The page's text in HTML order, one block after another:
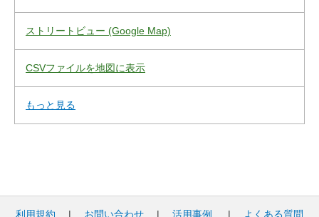
ストリートビュー (Google Map)
CSVファイルを地図に表示
もっと見る
利用規約 | お問い合わせ | 活用事例 | よくある質問